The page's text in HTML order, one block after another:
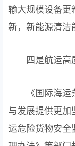
输大规模设备更
新，新能源清洁
四是航运高质
《国际海运条
与发展提供更加
运危险货物安全